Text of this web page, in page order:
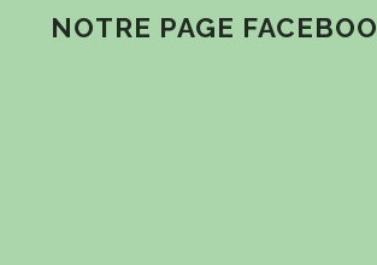
NOTRE PAGE